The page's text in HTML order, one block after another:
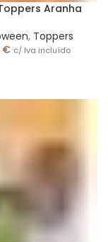
Aranha
, Toppers
€ c/ Iva incluído